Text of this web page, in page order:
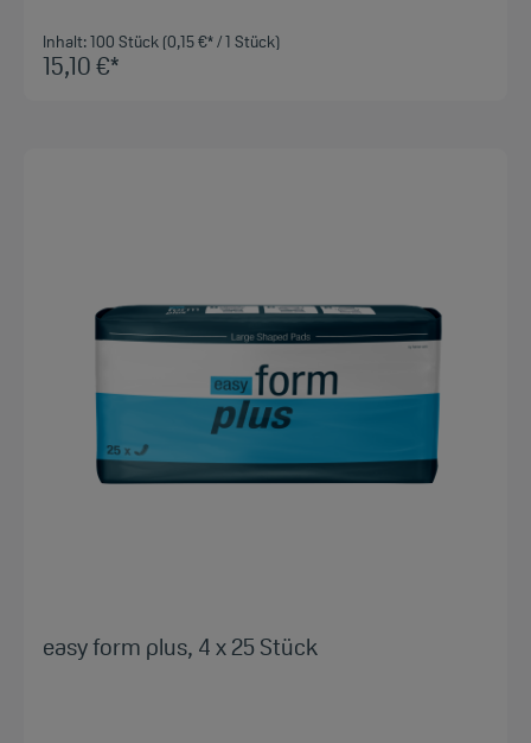
Inhalt:100 Stück (0,15 €* / 1 Stück)
15,10 €*
easy form plus, 4 x 25 Stück